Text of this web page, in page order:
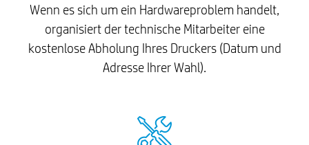
Wenn es sich um ein Hardwareproblem handelt,
organisiert der technische Mitarbeiter eine
kostenlose Abholung Ihres Druckers (Datum und
Adresse Ihrer Wahl).